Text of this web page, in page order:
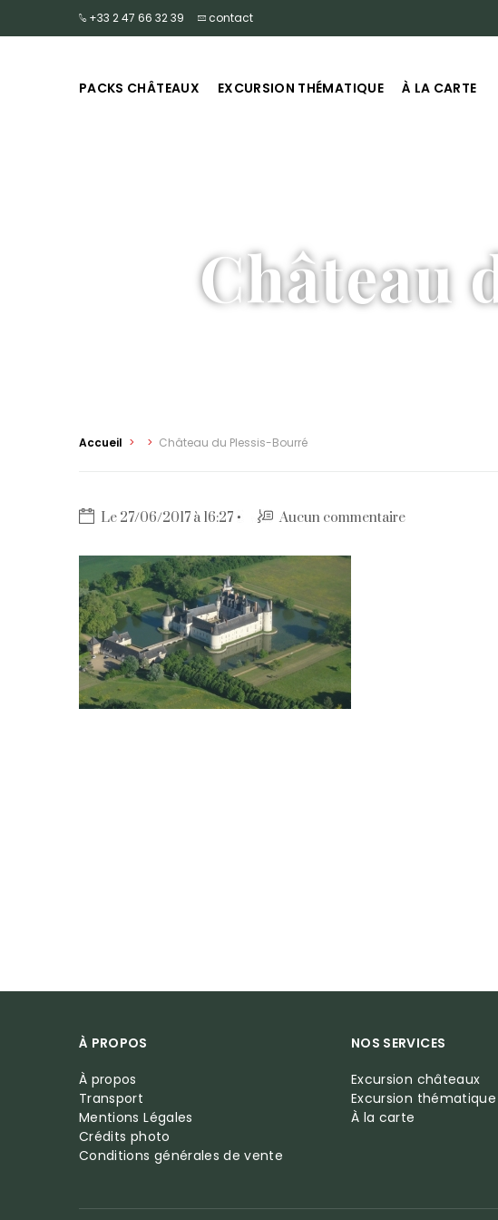
+33 2 47 66 32 39 contact
PACKS CHÂTEAUX EXCURSION THÉMATIQUE À LA CARTE
Château
Accueil > > Château du Plessis-Bourré
Le 27/06/2017 à 16:27 Aucun commentaire
À PROPOS
À propos
Transport
Mentions Légales
Crédits photo
Conditions générales de vente
NOS SERVICES
Excursion châteaux
Excursion thématique
À la carte